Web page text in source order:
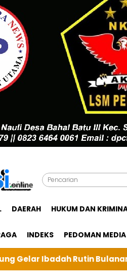
DAERAH HUKUM DAN
INDEKS PEDOMAN MEDIA
sebangai tuan